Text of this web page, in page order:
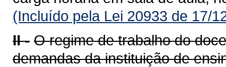
(Incluído pela Lei 20933 de 17/
II - O regime de trabalho do
demandas da instituição de